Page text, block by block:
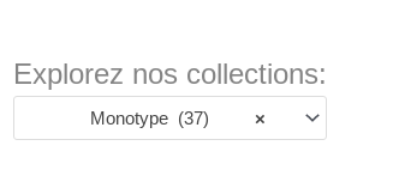
Explorez nos collections:
×
Monotype (37)